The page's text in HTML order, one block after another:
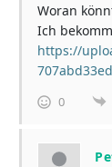
Woran
Ich
https://
0